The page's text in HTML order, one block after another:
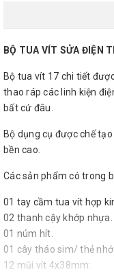
BỘ TUA VÍT SỬA ĐIỆN
Bộ tua vít 17 chi tiết
thao ráp các linh kiện
bất cứ đâu.
Bộ dụng cụ được chế
bền cao.
Các sản phẩm có trong
01 tay cầm tua vít hợp
02 thanh cậy khớp nhựa.
01 núm hít.
01 cây tháo sim/ thẻ nhớ.
12 mũi vít 4x38mm: